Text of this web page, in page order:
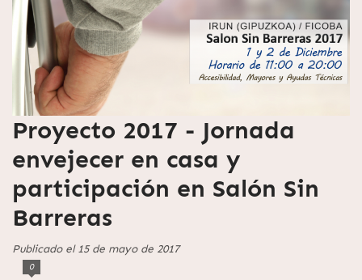
Proyecto 2017 - Jornada
envejecer en casa y
participación en Salón Sin
Barreras
Publicado el 15 de mayo de 2017
0